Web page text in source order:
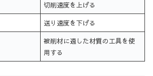
切削速度を上げる
送り速度を下げる
被削材に適した材質の工具を使
用する